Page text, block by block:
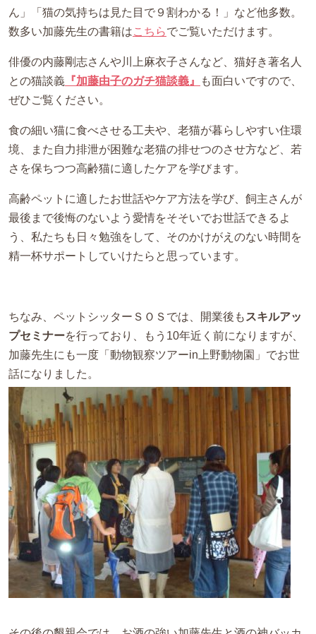
ん」「猫の気持ちは見た目で９割わかる！」など他多数。
数多い加藤先生の書籍はこちらでご覧いただけます。
俳優の内藤剛志さんや川上麻衣子さんなど、猫好き著名人
との猫談義 『加藤由子のガチ猫談義』
も面白いですので、
ぜひご覧ください。
食の細い猫に食べさせる工夫や、老猫が暮らしやすい住環
境、また自力排泄が困難な老猫の排せつのさせ方など、若
さを保ちつつ高齢猫に適したケアを学びます。
高齢ペットに適したお世話やケア方法を学び、飼主さんが
最後まで後悔のないよう愛情をそそいでお世話できるよ
う、私たちも日々勉強をして、そのかけがえのない時間を
精一杯サポートしていけたらと思っています。
ちなみ、ペットシッターＳＯＳでは、開業後も スキルアッ
プセミナーを行っており、もう10年近く前になりますが、
加藤先生にも一度「動物観察ツアーin上野動物園」でお世
話になりました。